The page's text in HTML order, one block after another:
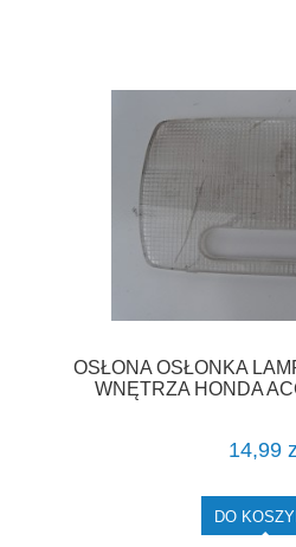
OSŁONA OSŁONKA
WNĘTRZA HONDA
14,99
DO